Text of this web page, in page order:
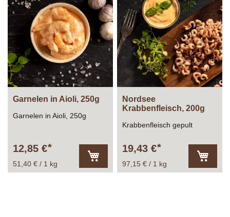
WUNSCHLISTE
HINZUFÜGEN
Garnelen in Aioli, 250g
Garnelen in Aioli, 250g
12,85 €
51,40 € / 1 kg
den
Nordsee
Krabbenfleisch, 200g
Krabbenfleisch gepult
19,43 €
97,15 € / 1 kg
den